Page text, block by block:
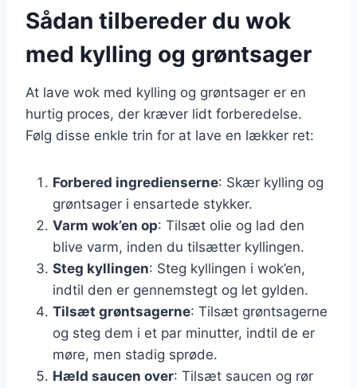
Sådan tilbereder du wok
med kylling og grøntsager
At lave wok med kylling og grøntsager er en
hurtig proces, der kræver lidt forberedelse.
Følg disse enkle trin for at lave en lækker ret:
Forbered ingredienserne: Skær kylling og
grøntsager i ensartede stykker.
Varm wok’en op: Tilsæt olie og lad den
blive varm, inden du tilsætter kyllingen.
Steg kyllingen: Steg kyllingen i wok’en,
indtil den er gennemstegt og let gylden.
Tilsæt grøntsagerne: Tilsæt grøntsagerne
og steg dem i et par minutter, indtil de er
møre, men stadig sprøde.
Hæld saucen over: Tilsæt saucen og rør